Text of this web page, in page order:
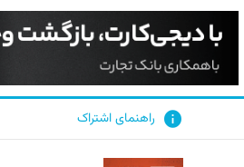
راهنمای اشتراک